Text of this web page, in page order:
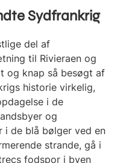
Sydfrankrig
del af
til Rivieraen og
og knap så besøgt af
historie virkelig,
i de
og
i de blå bølger ved en
strande, gå i
fodspor i byen